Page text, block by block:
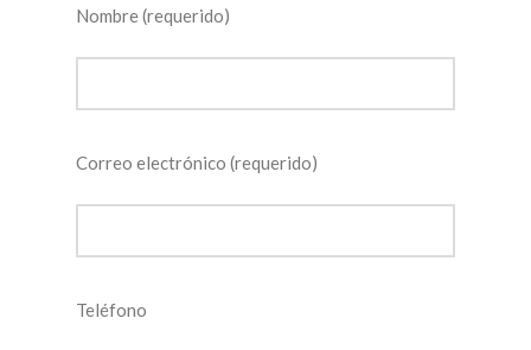
Nombre (requerido)
Correo electrónico (requerido)
Teléfono